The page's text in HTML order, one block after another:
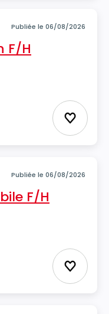
Publiée le 06/08/2026
F/H
Ajouter
Publiée le 06/08/2026
F/H
Ajouter